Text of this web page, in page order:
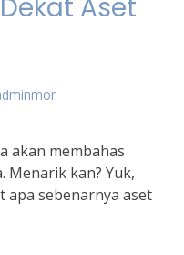
Aset
akan membahas
Menarik kan? Yuk,
apa sebenarnya aset